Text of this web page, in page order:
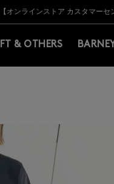
BARNEYS＞会員のお客様は
【夏季休業に伴う出
【オンラインストア カスタマーセ
【夏季休業に伴う返品・交
熊本県を中心とした地
【開催中】
BARNEYS＞会員のお客様は
【夏季休業に伴う出
& OTHERS